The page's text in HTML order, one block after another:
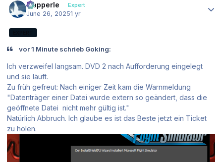
mopperle Expert
June 26, 20251 yr
vor 1 Minute schrieb Goking:
Ich verzweifel langsam. DVD 2 nach Aufforderung eingelegt
und sie läuft.
Zu früh gefreut: Nach einiger Zeit kam die Warnmeldung
"Datenträger einer Datei wurde extern so geändert, dass die
geöffnete Datei nicht mehr gültig ist."
Natürlich Abbruch. Ich glaube es ist das Beste jetzt ein Ticket
zu holen.